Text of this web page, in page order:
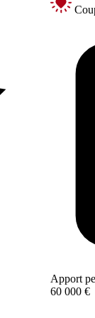
Apport
60 000 €